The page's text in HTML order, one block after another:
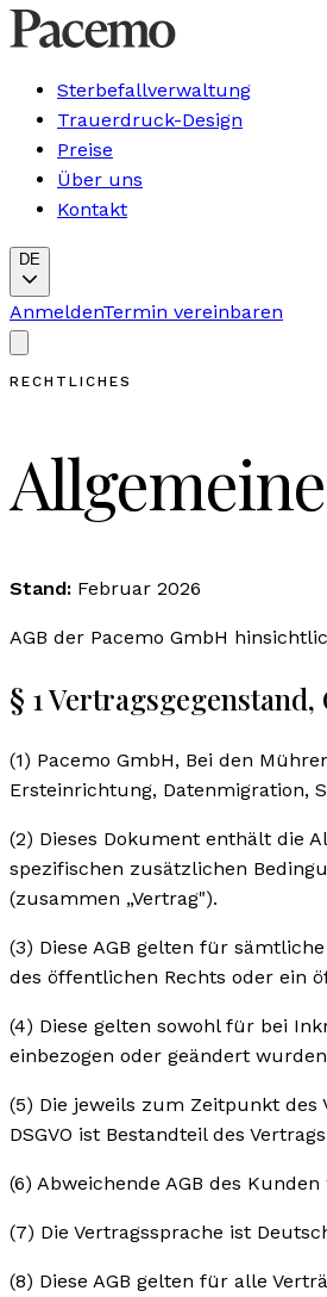
Sterbefallverwaltung
Trauerdruck-Design
Preise
Über uns
Kontakt
DE
AnmeldenTermin vereinbaren
RECHTLICHES
Stand: Februar 2026
AGB der Pacemo GmbH
§ 1
(1) Pacemo GmbH, Bei den
Ersteinrichtung, Datenmigration,
(2) Dieses Dokument enthält die
spezifischen zusätzlichen
(zusammen „Vertrag").
(3) Diese AGB gelten für
des öffentlichen Rechts oder ein
(4) Diese gelten sowohl für bei
einbezogen oder geändert
(5) Die jeweils zum Zeitpunkt des
DSGVO ist Bestandteil des
(6) Abweichende AGB des
(7) Die Vertragssprache ist
(8) Diese AGB gelten für alle